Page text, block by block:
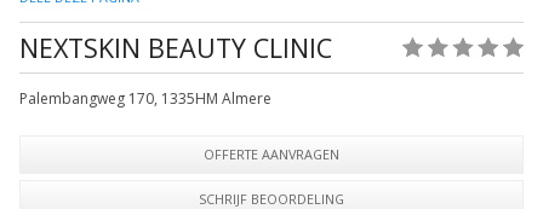
NEXTSKIN BEAUTY CLINIC
Palembangweg 170, 1335HM Almere
OFFERTE AANVRAGEN
SCHRIJF BEOORDELING